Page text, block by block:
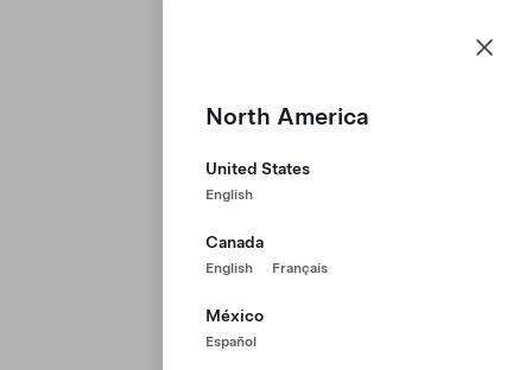
North America
United States
English
Canada
English Français
México
Español